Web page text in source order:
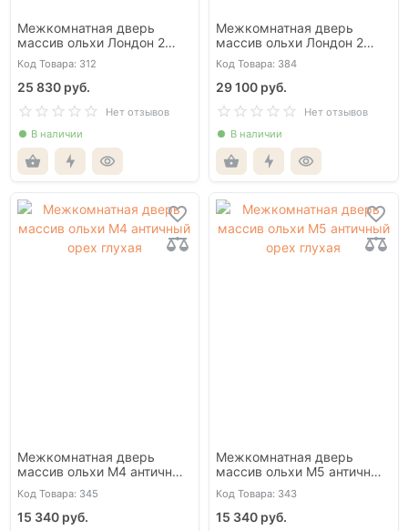
Межкомнатная дверь
массив ольхи Лондон 2
античный орех глухая
Код Товара: 312
25 830 руб.
Нет отзывов
В наличии
Межкомнатная дверь
массив ольхи Лондон 2
Белая эмаль глухая
Код Товара: 384
29 100 руб.
Нет отзывов
В наличии
Межкомнатная дверь
массив ольхи М4 античный
орех глухая
Код Товара: 345
15 340 руб.
Межкомнатная дверь
массив ольхи М5 античный
орех глухая
Код Товара: 343
15 340 руб.